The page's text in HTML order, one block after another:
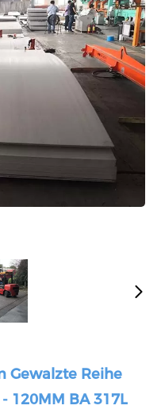
Gewalzte Reihe
120MM BA 317L